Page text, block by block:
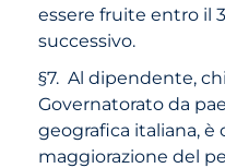
essere fruite entro il
successivo.
§7. Al dipendente,
Governatorato da
geografica italiana, è
maggiorazione del